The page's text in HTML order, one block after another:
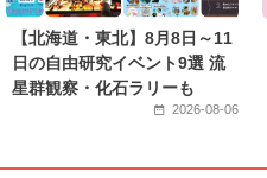
【北海道・東北】8月8日～11
日の自由研究イベント9選 流
星群観察・化石ラリーも
2026-08-06